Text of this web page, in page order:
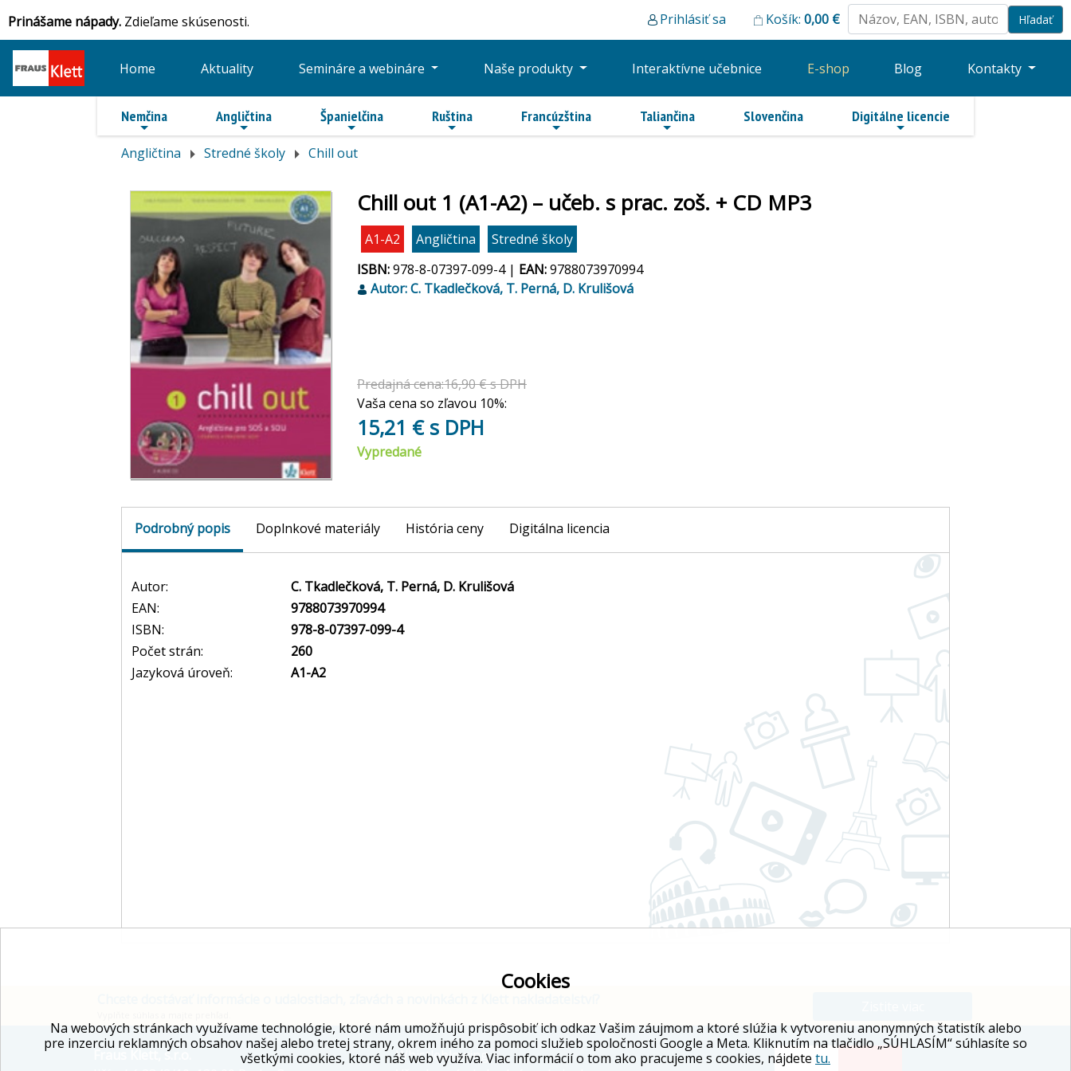
Prinášame nápady. Zdieľame skúsenosti. Prihlásiť sa Košík: 0,00 €
Home Aktuality Semináre a webináre Naše produkty Interaktívne učebnice E-shop Blog Kontakty
Nemčina Angličtina Španielčina Ruština Francúzština Taliančina Slovenčina Digitálne licencie
Angličtina Stredné školy Chill out
Chill out 1 (A1-A2) – učeb. s prac. zoš. + CD MP3
A1-A2 Angličtina
Stredné školy
ISBN:978-8-07397-099-4 | EAN:9788073970994
Autor: C. Tkadlečková, T. Perná, D. Krulišová
Predajná cena:16,90 € s DPH
Vaša cena so zľavou 10%:
15,21 € s DPH
Vypredané
Podrobný popis Doplnkové materiály História ceny Digitálna licencia
Autor:
C. Tkadlečková, T. Perná, D. Krulišová
EAN:
9788073970994
ISBN:
978-8-07397-099-4
Počet strán:
260
Jazyková úroveň:
A1-A2
Fraus Klett, s.r.o.
Whistleblowing
Cookies
Na webových stránkach využívame technológie, ktoré nám umožňujú prispôsobiť ich odkaz Vašim záujmom a ktoré slúžia k vytvoreniu anonymných štatistík alebo
pre inzerciu reklamných obsahov našej alebo tretej strany, okrem iného za pomoci služieb spoločnosti Google a Meta. Kliknutím na tlačidlo „SÚHLASÍM“ súhlasíte so
všetkými cookies, ktoré náš web využíva. Viac informácií o tom ako pracujeme s cookies, nájdete tu.